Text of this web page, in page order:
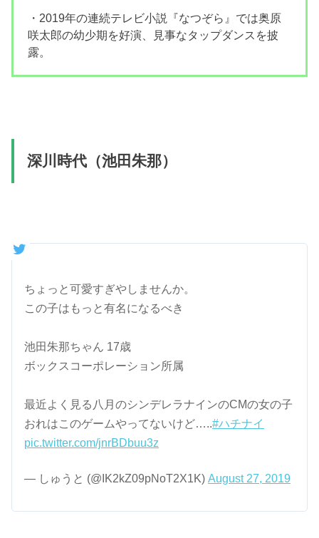
・2019年の連続テレビ小説『なつぞら』では奥原
咲太郎の幼少期を好演、見事なタップダンスを披
露。
深川時代（池田朱那）
ちょっと可愛すぎやしませんか。
この子はもっと有名になるべき
池田朱那ちゃん 17歳
ボックスコーポレーション所属
最近よく見る八月のシンデレラナインのCMの女の子
おれはこのゲームやってないけど…..#ハチナイ
pic.twitter.com/jnrBDbuu3z
— しゅうと (@IK2kZ09pNoT2X1K)August 27, 2019